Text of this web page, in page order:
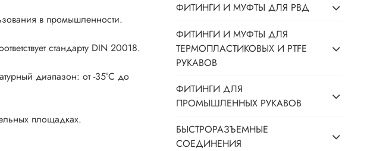
в промышленности.
стандарту DIN 20018.
диапазон: от -35°C до
площадках.
ФИТИНГИ И МУФТЫ ДЛЯ РВД
ФИТИНГИ И МУФТЫ ДЛЯ
ТЕРМОПЛАСТИКОВЫХ И PTFE
РУКАВОВ
ФИТИНГИ ДЛЯ
ПРОМЫШЛЕННЫХ РУКАВОВ
БЫСТРОРАЗЪЕМНЫЕ
СОЕДИНЕНИЯ